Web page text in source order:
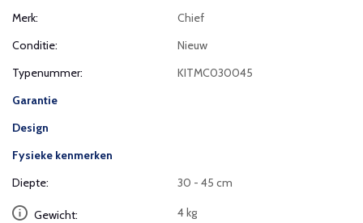
Merk:
Chief
Conditie:
Nieuw
Typenummer:
KITMC030045
Garantie
Design
Fysieke kenmerken
Diepte:
30 - 45 cm
Gewicht: 4 kg